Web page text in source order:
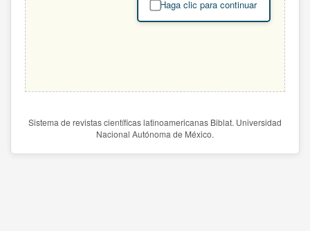
Haga clic para continuar
Sistema de revistas científicas latinoamericanas Biblat. Universidad
Nacional Autónoma de México.